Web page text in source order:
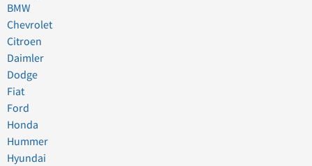
BMW
Chevrolet
Citroen
Daimler
Dodge
Fiat
Ford
Honda
Hummer
Hyundai